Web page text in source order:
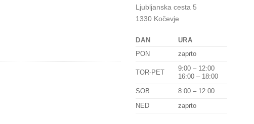
Ljubljanska cesta 5
1330 Kočevje
DAN
URA
PON
zaprto
TOR-PET
9:00 – 12:00
16:00 – 18:00
SOB
8:00 – 12:00
NED
zaprto